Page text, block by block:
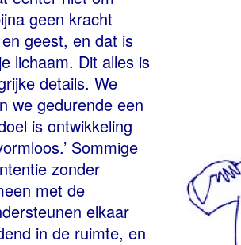
geen kracht
geest, en dat is
lichaam. Dit alles is
details. We
we gedurende een
is ontwikkeling
Sommige
zonder
met de
elkaar
in de ruimte, en